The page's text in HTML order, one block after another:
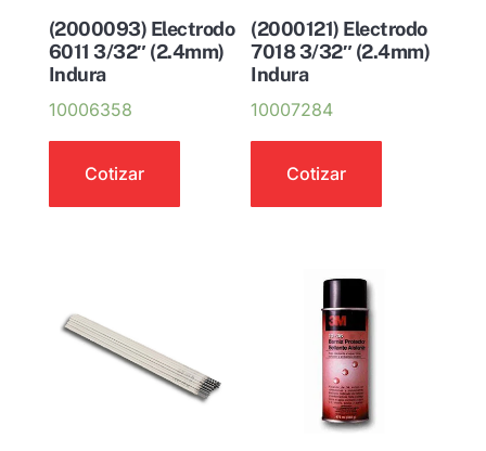
(2000093) Electrodo
6011 3/32″ (2.4mm)
Indura
10006358
Cotizar
(2000121) Electrodo
7018 3/32″ (2.4mm)
Indura
10007284
Cotizar